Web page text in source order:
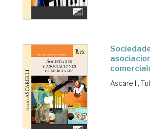
Ascarelli,